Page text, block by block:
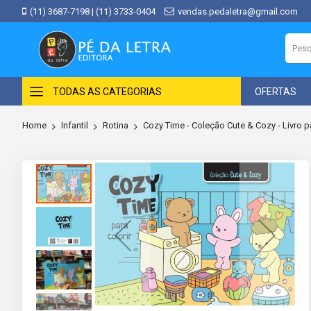
(11) 3687-7198 | (11) 3733-0404 vendas.pedaletra@gmail.com
TODAS AS CATEGORIAS OFERTAS
Home Infantil Rotina Cozy Time - Coleção Cute & Cozy - Livro
Skip
to
the
end
images
gallery